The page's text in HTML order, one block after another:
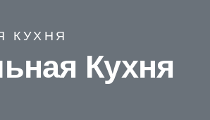
КУХНЯ
Кухня